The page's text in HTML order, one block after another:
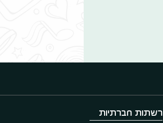
רשתות חברתיות